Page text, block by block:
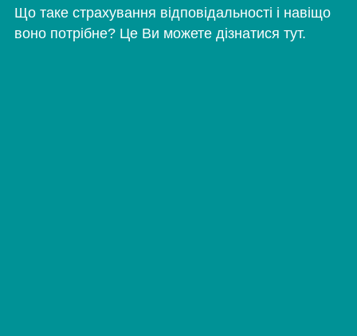
Що таке страхування відповідальності і навіщо
воно потрібне? Це Ви можете дізнатися тут.